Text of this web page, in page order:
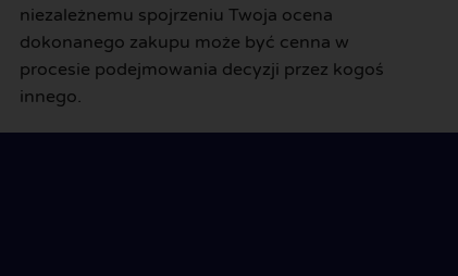
niezależnemu spojrzeniu Twoja ocena
dokonanego zakupu może być cenna w
procesie podejmowania decyzji przez kogoś
innego.